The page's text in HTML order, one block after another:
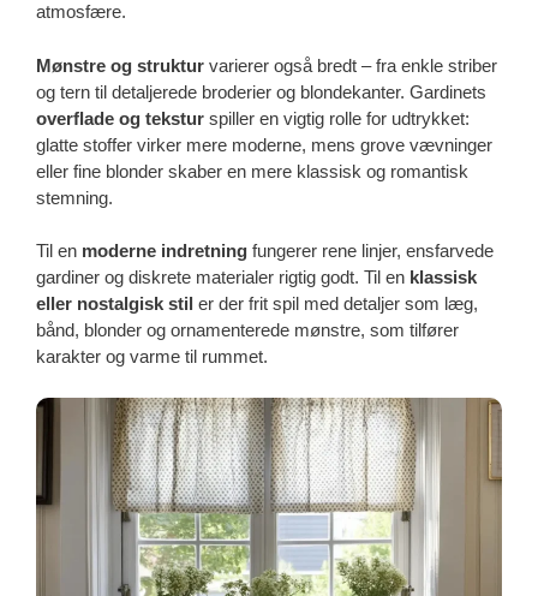
atmosfære.
Mønstre og struktur varierer også bredt – fra enkle striber
og tern til detaljerede broderier og blondekanter. Gardinets
overflade og tekstur spiller en vigtig rolle for udtrykket:
glatte stoffer virker mere moderne, mens grove vævninger
eller fine blonder skaber en mere klassisk og romantisk
stemning.
Til en moderne indretning fungerer rene linjer, ensfarvede
gardiner og diskrete materialer rigtig godt. Til en klassisk
eller nostalgisk stil er der frit spil med detaljer som læg,
bånd, blonder og ornamenterede mønstre, som tilfører
karakter og varme til rummet.